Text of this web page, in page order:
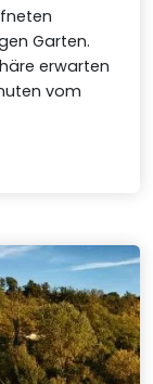
Garten.
erwarten
vom